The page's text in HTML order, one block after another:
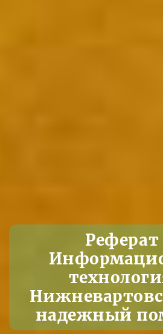
Реферат
надежный